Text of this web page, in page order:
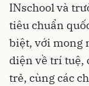
INschool và
tiêu chuẩn
biệt, với mong
diện về trí tuệ,
trẻ, cùng các